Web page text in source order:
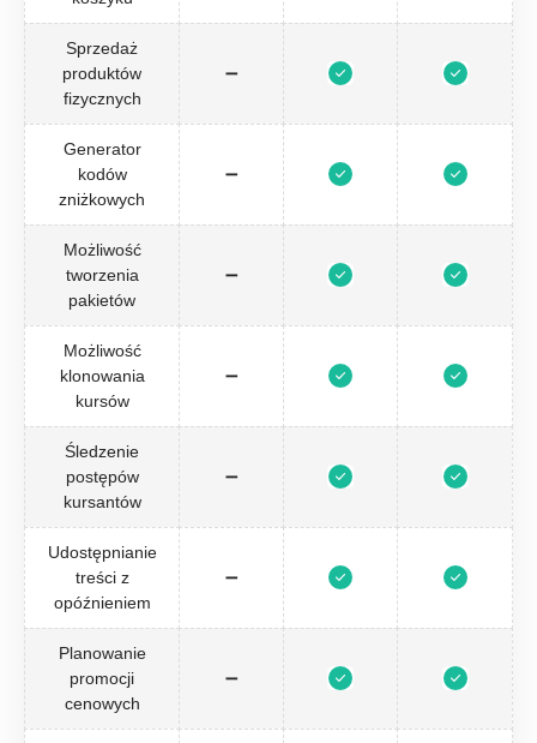
Sprzedaż
produktów
fizycznych
➖
Generator
kodów
zniżkowych
➖
Możliwość
tworzenia
pakietów
➖
Możliwość
klonowania
kursów
➖
Śledzenie
postępów
kursantów
➖
Udostępnianie
treści z
opóźnieniem
➖
Planowanie
promocji
cenowych
➖